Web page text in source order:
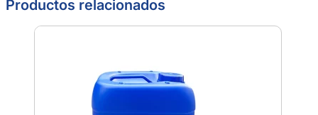
Productos relacionados